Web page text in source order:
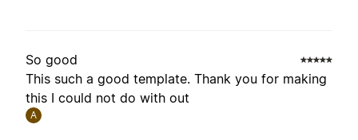
So good
This such a good template. Thank you for making
this I could not do with out
A